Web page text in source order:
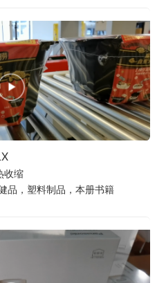
收缩
品，塑料制品，本册书籍